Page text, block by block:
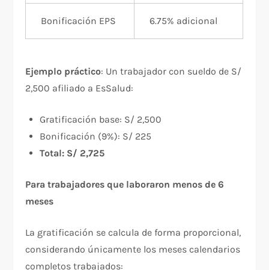
Bonificación EPS 6.75% adicional
Ejemplo práctico: Un trabajador con sueldo de S/
2,500 afiliado a EsSalud:​
Gratificación base: S/ 2,500
Bonificación (9%): S/ 225
Total: S/ 2,725
Para trabajadores que laboraron menos de 6
meses
La gratificación se calcula de forma proporcional,
considerando únicamente los meses calendarios
completos trabajados:​